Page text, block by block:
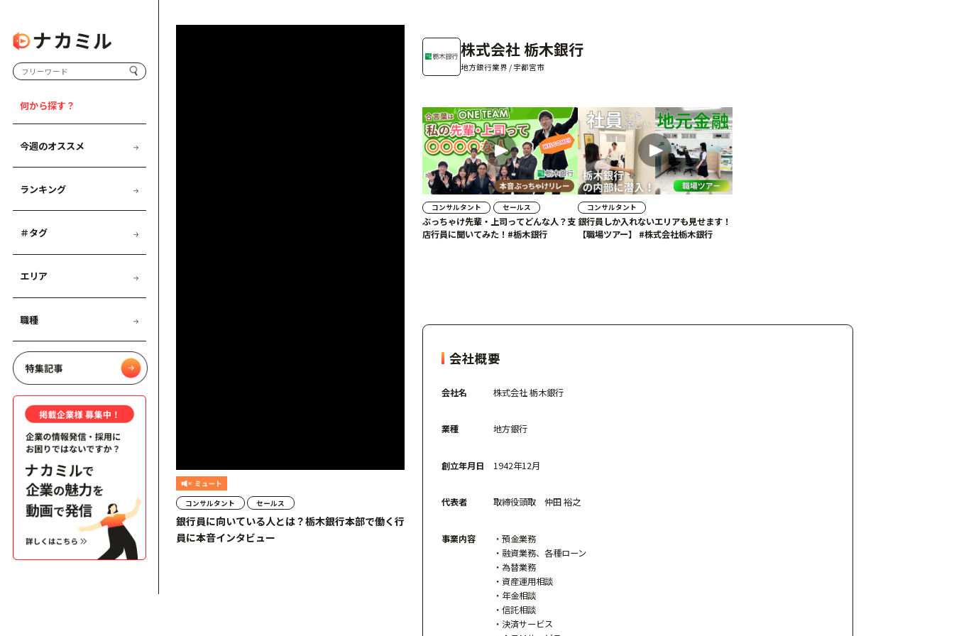
何から探す？
今週のオススメ
ランキング
＃タグ
エリア
職種
コンサルタント セールス
銀行員に向いている人とは？栃木銀行本部で働く行
員に本音インタビュー
株式会社 栃木銀行
地方銀行業界 / 宇都宮市
コンサルタント セールス
ぶっちゃけ先輩・上司ってどんな人？支
店行員に聞いてみた！#栃木銀行
コンサルタント
銀行員しか入れないエリアも見せます！
【職場ツアー】 #株式会社栃木銀行
会社概要
会社名 株式会社 栃木銀行
業種 地方銀行
創立年月日 1942年12月
代表者 取締役頭取 仲田 裕之
事業内容
・預金業務
・融資業務、各種ローン
・為替業務
・資産運用相談
・年金相談
・信託相談
・決済サービス